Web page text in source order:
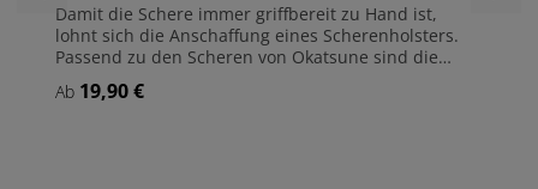
Damit die Schere immer griffbereit zu Hand ist,
lohnt sich die Anschaffung eines Scherenholsters.
Passend zu den Scheren von Okatsune sind die
für die Okatsune 101 und 103, Groß für Okatsune
Regulärer Preis:
Ab 19,90 €